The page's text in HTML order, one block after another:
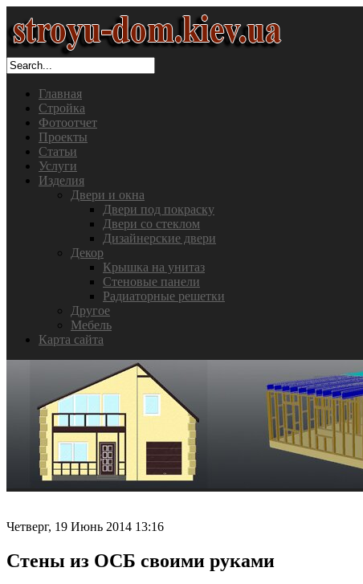
Главная
Стройка
Фотоотчет
Проекты
Статьи
Услуги
Изделия
Двери и окна
Двери под покраску
Двери со стеклом
Дизайнерские двери
Декор
Крышка на унитаз
Стеновые панели
Радиаторные решетки
Другое
Мебель
Карта сайта
Четверг, 19 Июнь 2014 13:16
Стены из ОСБ своими руками